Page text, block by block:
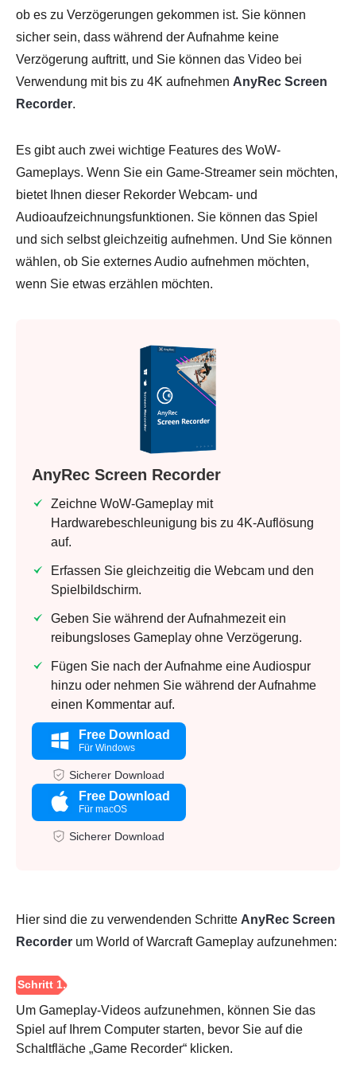
ob es zu Verzögerungen gekommen ist. Sie können
sicher sein, dass während der Aufnahme keine
Verzögerung auftritt, und Sie können das Video bei
Verwendung mit bis zu 4K aufnehmen AnyRec Screen
Recorder.
Es gibt auch zwei wichtige Features des WoW-
Gameplays. Wenn Sie ein Game-Streamer sein möchten,
bietet Ihnen dieser Rekorder Webcam- und
Audioaufzeichnungsfunktionen. Sie können das Spiel
und sich selbst gleichzeitig aufnehmen. Und Sie können
wählen, ob Sie externes Audio aufnehmen möchten,
wenn Sie etwas erzählen möchten.
AnyRec Screen Recorder
Zeichne WoW-Gameplay mit
Hardwarebeschleunigung bis zu 4K-Auflösung
auf.
Erfassen Sie gleichzeitig die Webcam und den
Spielbildschirm.
Geben Sie während der Aufnahmezeit ein
reibungsloses Gameplay ohne Verzögerung.
Fügen Sie nach der Aufnahme eine Audiospur
hinzu oder nehmen Sie während der Aufnahme
einen Kommentar auf.
Free Download
Für Windows
Sicherer Download
Free Download
Für macOS
Sicherer Download
Hier sind die zu verwendenden Schritte AnyRec Screen
Recorder um World of Warcraft Gameplay aufzunehmen:
Um Gameplay-Videos aufzunehmen, können Sie das
Spiel auf Ihrem Computer starten, bevor Sie auf die
Schaltfläche „Game Recorder“ klicken.